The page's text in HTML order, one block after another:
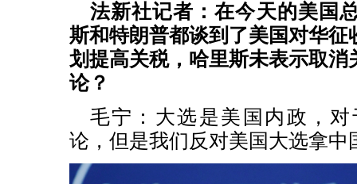
法新社记者：在今天的美国
斯和特朗普都谈到了美国对华征
划提高关税，哈里斯未表示取消
论？
毛宁：大选是美国内政，
论，但是我们反对美国大选拿中